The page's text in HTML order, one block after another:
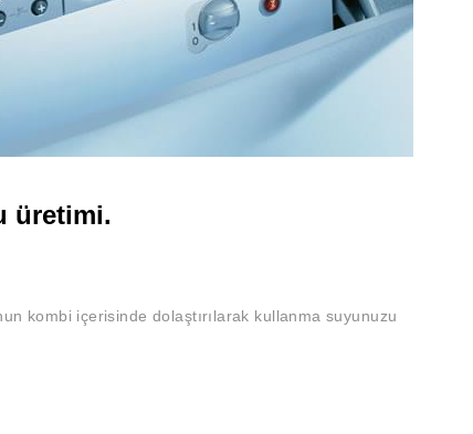
üretimi.
kombi içerisinde dolaştırılarak kullanma suyunuzu